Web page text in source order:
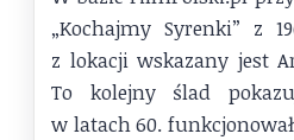
„Kochajmy Syrenki” z
z lokacji wskazany jest
To kolejny ślad
w latach 60.